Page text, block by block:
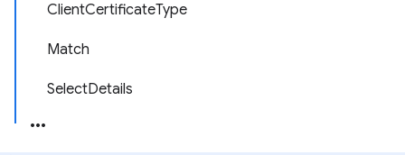
ClientCertificateType
Match
SelectDetails